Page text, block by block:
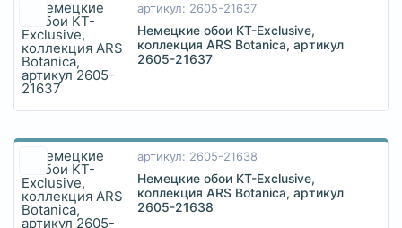
артикул: 2605-21637
Немецкие обои KT-Exclusive,
коллекция ARS Botanica, артикул
2605-21637
артикул: 2605-21638
Немецкие обои KT-Exclusive,
коллекция ARS Botanica, артикул
2605-21638